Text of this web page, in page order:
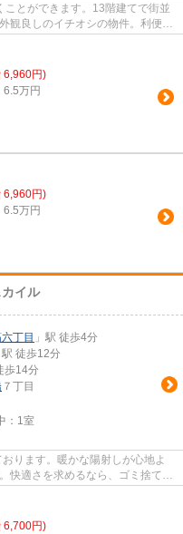
とができます。13階建てで街並
観良しのイチオシの物件。利便性
6,960円)
6.5万円
6,960円)
6.5万円
イル
丁目 」駅 徒歩4分
駅 徒歩12分
歩14分
７丁目
： 1室
ります。暖かな陽射しが心地よ
快適さを求めるなら、ゴミ捨てが
6,700円)